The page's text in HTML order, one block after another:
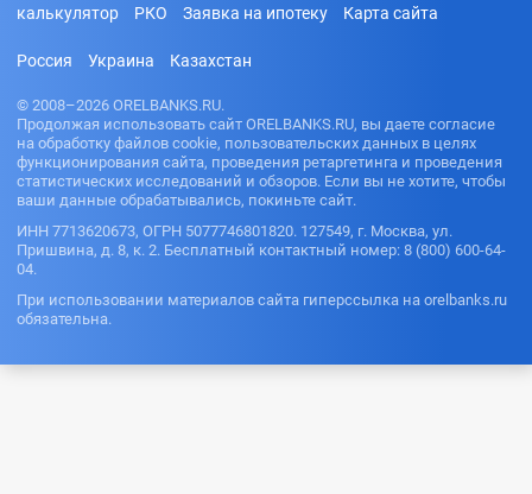
калькулятор
РКО Заявка на ипотеку Карта сайта
Россия Украина Казахстан
© 2008–2026 ORELBANKS.RU.
Продолжая использовать сайт ORELBANKS.RU, вы даете согласие
на обработку файлов cookie, пользовательских данных в целях
функционирования сайта, проведения ретаргетинга и проведения
статистических исследований и обзоров. Если вы не хотите, чтобы
ваши данные обрабатывались, покиньте сайт.
ИНН 7713620673, ОГРН 5077746801820. 127549, г. Москва, ул.
Пришвина, д. 8, к. 2. Бесплатный контактный номер: 8 (800) 600-64-
04.
При использовании материалов сайта гиперссылка на orelbanks.ru
обязательна.